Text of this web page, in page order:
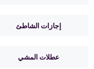
إجازات الشاطئ
عطلات المشي